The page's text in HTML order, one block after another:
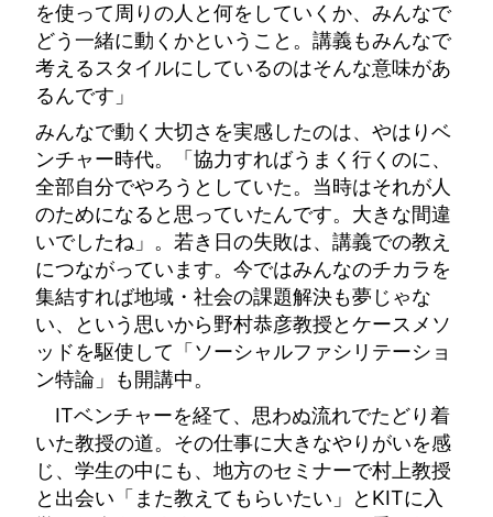
を使って周りの人と何をしていくか、みんなで
どう一緒に動くかということ。講義もみんなで
考えるスタイルにしているのはそんな意味があ
るんです」
みんなで動く大切さを実感したのは、やはりベ
ンチャー時代。「協力すればうまく行くのに、
全部自分でやろうとしていた。当時はそれが人
のためになると思っていたんです。大きな間違
いでしたね」。若き日の失敗は、講義での教え
につながっています。今ではみんなのチカラを
集結すれば地域・社会の課題解決も夢じゃな
い、という思いから野村恭彦教授とケースメソ
ッドを駆使して「ソーシャルファシリテーショ
ン特論」も開講中。
ITベンチャーを経て、思わぬ流れでたどり着
いた教授の道。その仕事に大きなやりがいを感
じ、学生の中にも、地方のセミナーで村上教授
と出会い「また教えてもらいたい」とKITに入